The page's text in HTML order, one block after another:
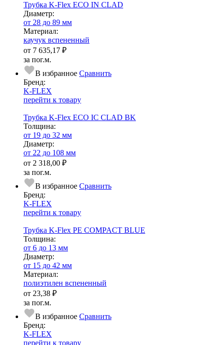
Трубка K-Flex ECO IN CLAD
Диаметр:
от 28 до 89 мм
Ма­­те­­ри­­ал:
каучук вспененный
от 7 635,17 ₽
за пог.м.
В избранное Сравнить
Бренд:
K-FLEX
перейти к товару
Трубка K-Flex ECO IC CLAD BK
Тол­щи­на:
от 19 до 32 мм
Диаметр:
от 22 до 108 мм
от 2 318,00 ₽
за пог.м.
В избранное Сравнить
Бренд:
K-FLEX
перейти к товару
Трубка K-Flex PE COMPACT BLUE
Тол­щи­на:
от 6 до 13 мм
Диаметр:
от 15 до 42 мм
Ма­­те­­ри­­ал:
полиэтилен вспененный
от 23,38 ₽
за пог.м.
В избранное Сравнить
Бренд:
K-FLEX
перейти к товару